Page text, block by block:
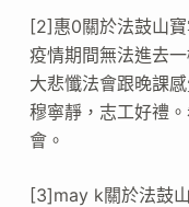
[2]惠0關於法鼓山寶
疫情期間無法進去
大悲懺法會跟晚課
穆寧靜，志工好禮
會。
[3]may k關於法鼓